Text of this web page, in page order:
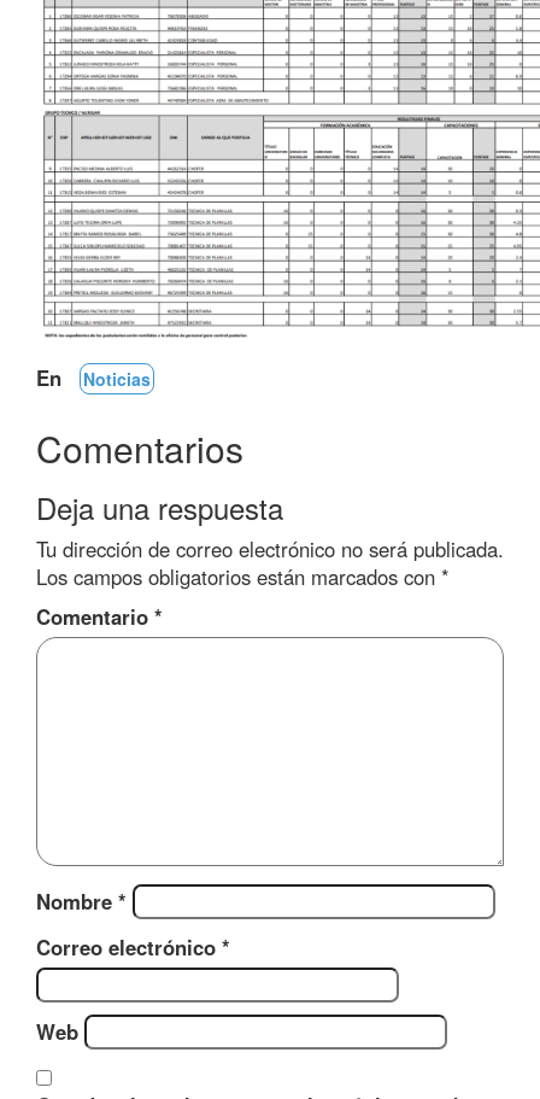
En Noticias
Comentarios
Deja una respuesta
Tu dirección de correo electrónico no será publicada.
Los campos obligatorios están marcados con *
Comentario *
Nombre *
Correo electrónico *
Web